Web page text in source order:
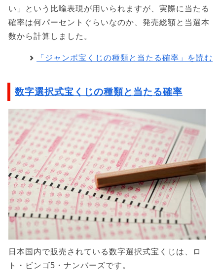
い」という比喩表現が用いられますが、実際に当たる
確率は何パーセントぐらいなのか、発売総額と当選本
数から計算しました。
「ジャンボ宝くじの種類と当たる確率」を読む
数字選択式宝くじの種類と当たる確率
日本国内で販売されている数字選択式宝くじは、ロ
ト・ビンゴ5・ナンバーズです。